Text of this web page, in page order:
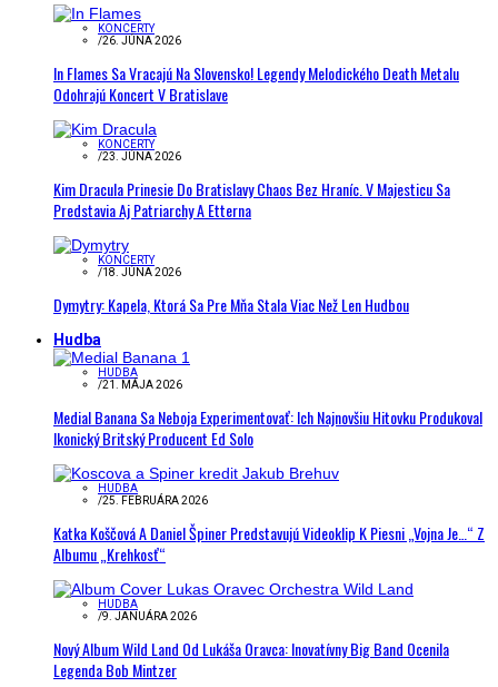
KONCERTY
/26. JÚNA 2026
In Flames Sa Vracajú Na Slovensko! Legendy Melodického Death Metalu
Odohrajú Koncert V Bratislave
KONCERTY
/23. JÚNA 2026
Kim Dracula Prinesie Do Bratislavy Chaos Bez Hraníc. V Majesticu Sa
Predstavia Aj Patriarchy A Etterna
KONCERTY
/18. JÚNA 2026
Dymytry: Kapela, Ktorá Sa Pre Mňa Stala Viac Než Len Hudbou
Hudba
HUDBA
/21. MÁJA 2026
Medial Banana Sa Neboja Experimentovať: Ich Najnovšiu Hitovku Produkoval
Ikonický Britský Producent Ed Solo
HUDBA
/25. FEBRUÁRA 2026
Katka Koščová A Daniel Špiner Predstavujú Videoklip K Piesni „Vojna Je…“ Z
Albumu „Krehkosť“
HUDBA
/9. JANUÁRA 2026
Nový Album Wild Land Od Lukáša Oravca: Inovatívny Big Band Ocenila
Legenda Bob Mintzer